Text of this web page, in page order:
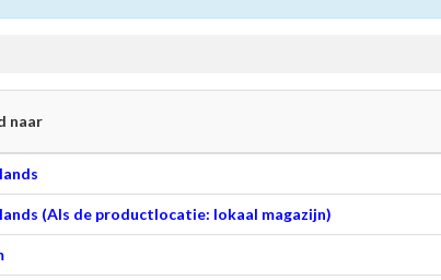
naar
(Als de productlocatie: lokaal magazijn)